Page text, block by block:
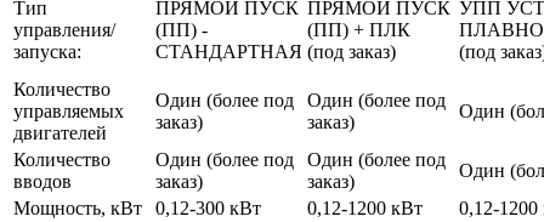
Тип
управления/
запуска:
ПРЯМОЙ ПУСК
(ПП) -
СТАНДАРТНАЯ
ПРЯМОЙ ПУСК
(ПП) + ПЛК
(под заказ)
УПП
(под
Количество
управляемых
двигателей
Один (более под
заказ)
Один (более под
заказ)
Один
Количество
вводов
Один (более под
заказ)
Один (более под
заказ)
Один
Мощность, кВт
0,12-300 кВт 0,12-1200 кВт 0,12-1200